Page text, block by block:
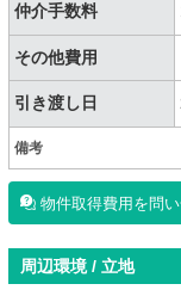
仲介手数料
その他費用
引き渡し日
備考
物件取得費用を問い
周辺環境 / 立地